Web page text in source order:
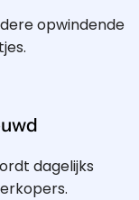
opwindende
dagelijks